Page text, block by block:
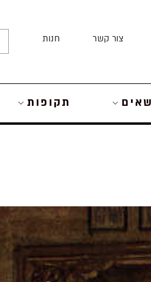
צור קשר חנות
תקופות